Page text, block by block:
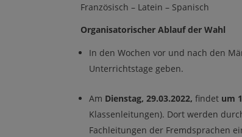
Französisch – Latein – Spanisch
Organisatorischer Ablauf der Wahl
In den Wochen vor und nach den
Unterrichtstage geben.
Am Dienstag, 29.03.2022, findet um
Klassenleitungen). Dort werden
Fachleitungen der Fremdsprachen